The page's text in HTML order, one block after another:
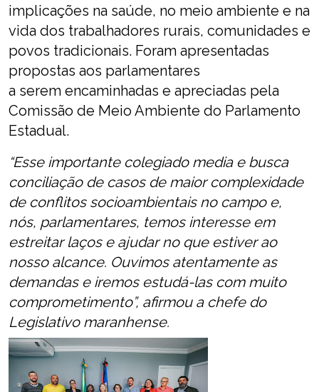
implicações na saúde, no meio ambiente e na
vida dos trabalhadores rurais, comunidades e
povos tradicionais. Foram apresentadas
propostas aos parlamentares
a serem encaminhadas e apreciadas pela
Comissão de Meio Ambiente do Parlamento
Estadual.
“Esse importante colegiado media e busca
conciliação de casos de maior complexidade
de conflitos socioambientais no campo e,
nós, parlamentares, temos interesse em
estreitar laços e ajudar no que estiver ao
nosso alcance. Ouvimos atentamente as
demandas e iremos estudá-las com muito
comprometimento”, afirmou a chefe do
Legislativo maranhense.